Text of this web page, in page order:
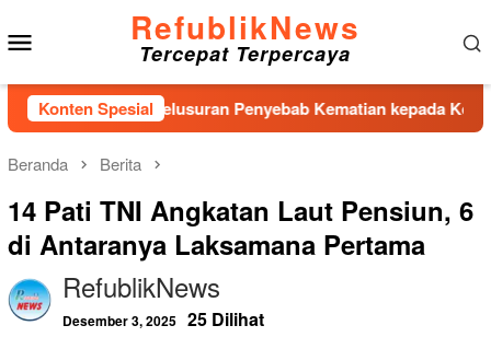
ke
konten
RefublikNews
Tercepat Terpercaya
Konten Spesial
Penelusuran Penyebab Kematian kepada Kepolisian
Beranda Berita
14 Pati TNI Angkatan Laut Pensiun, 6
di Antaranya Laksamana Pertama
RefublikNews
Desember 3, 2025 25 Dilihat